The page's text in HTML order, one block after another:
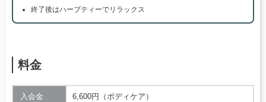
終了後はハーブティーでリラックス
料金
入会金 6,600円（ボディケア）